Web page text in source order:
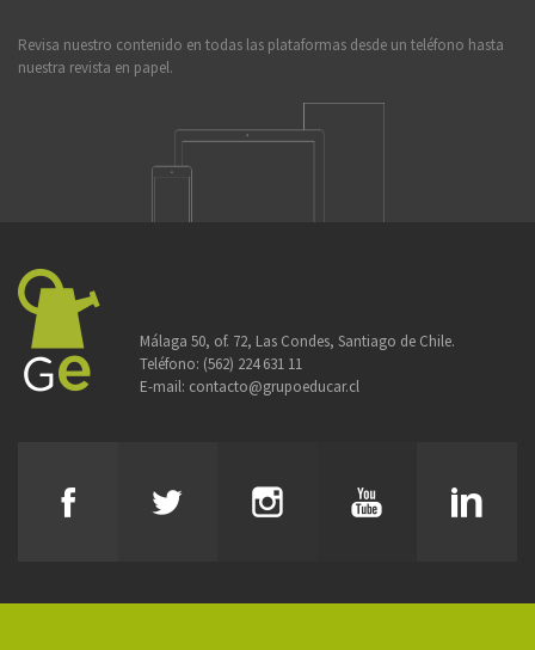
Revisa nuestro contenido en todas las plataformas desde un teléfono hasta
nuestra revista en papel.
Málaga 50, of. 72, Las Condes, Santiago de Chile.
Teléfono: (562) 224 631 11
E-mail: contacto@grupoeducar.cl